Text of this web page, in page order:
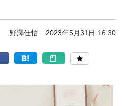
野澤佳悟 2023年5月31日 16:30